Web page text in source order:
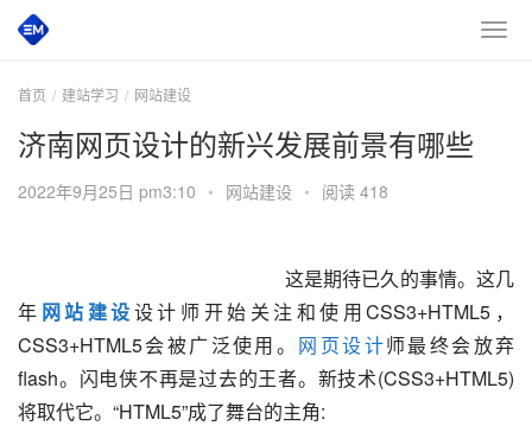
首页 建站学习 网站建设
济南网页设计的新兴发展前景有哪些
2022年9月25日 pm3:10 • 网站建设 • 阅读 418
年 网站建设设计师开始关注和使用CSS3+HTML5，
CSS3+HTML5会被广泛使用。 网页设计师最终会放弃
flash。闪电侠不再是过去的王者。新技术(CSS3+HTML5)
将取代它。“HTML5”成了舞台的主角: